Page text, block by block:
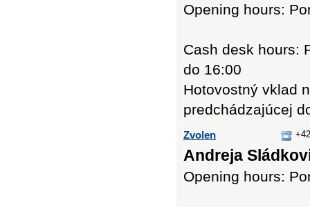
Opening hours:
Cash desk hours:
do 16:00
Hotovostný vklad
predchádzajúcej
Zvolen
Andreja
Opening hours: